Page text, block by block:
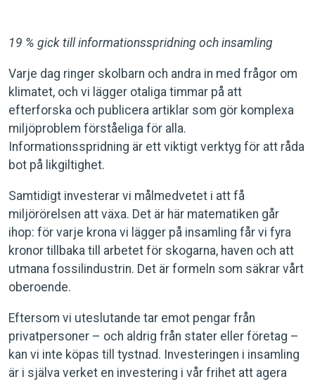
19 % gick till informationsspridning och insamling
Varje dag ringer skolbarn och andra in med frågor om
klimatet, och vi lägger otaliga timmar på att
efterforska och publicera artiklar som gör komplexa
miljöproblem förståeliga för alla.
Informationsspridning är ett viktigt verktyg för att råda
bot på likgiltighet.
Samtidigt investerar vi målmedvetet i att få
miljörörelsen att växa. Det är här matematiken går
ihop: för varje krona vi lägger på insamling får vi fyra
kronor tillbaka till arbetet för skogarna, haven och att
utmana fossilindustrin. Det är formeln som säkrar vårt
oberoende.
Eftersom vi uteslutande tar emot pengar från
privatpersoner – och aldrig från stater eller företag –
kan vi inte köpas till tystnad. Investeringen i insamling
är i själva verket en investering i vår frihet att agera